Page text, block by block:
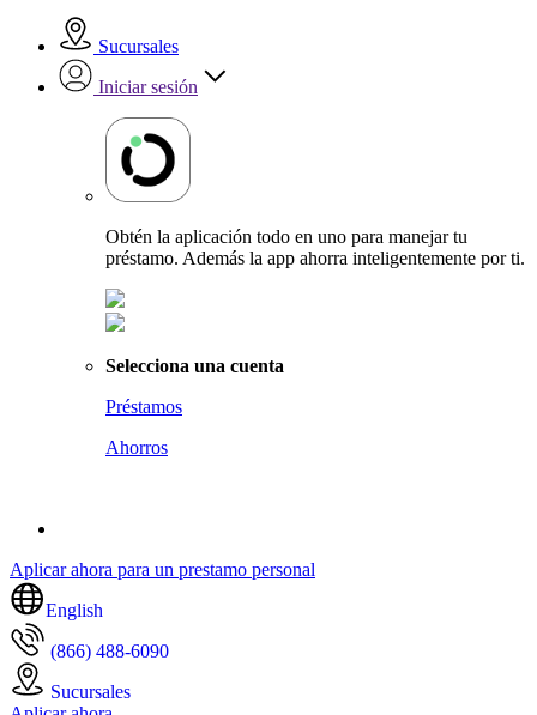
Sucursales
Iniciar sesión
Obtén la aplicación todo en uno para manejar tu
préstamo. Además la app ahorra inteligentemente por ti.
Selecciona una cuenta
Préstamos
Ahorros
Aplicar ahora para un prestamo personal
English
(866) 488-6090
Sucursales